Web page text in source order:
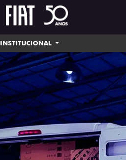
INSTITUCIONAL